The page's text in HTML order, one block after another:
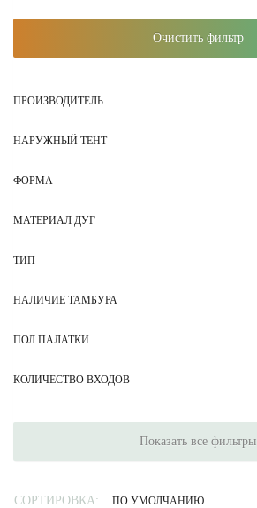
Очистить фильтр
ПРОИЗВОДИТЕЛЬ
НАРУЖНЫЙ ТЕНТ
ФОРМА
МАТЕРИАЛ ДУГ
ТИП
НАЛИЧИЕ ТАМБУРА
ПОЛ ПАЛАТКИ
КОЛИЧЕСТВО ВХОДОВ
Показать все фильтры
СОРТИРОВКА: